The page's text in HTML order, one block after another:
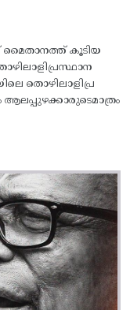
മൈതാനത്ത്‌ കൂടിയ
തൊഴിലാളിപ്ര
ആലപ്പുഴക്കാരുടെമാത്രം